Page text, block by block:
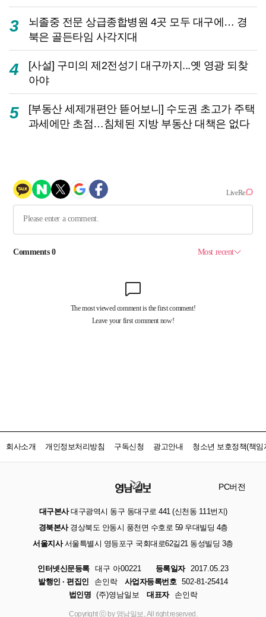
3
뇌졸중 전문 상급종합병원 4곳 모두 대구에… 경
북은 골든타임 사각지대
4
[사설] 구미의 제2전성기 대구까지...옛 영광 되찾
아야
5
[부동산 세제개편안 뜯어보니] 수도권 초고가 주택
과세에만 초점…침체된 지방 부동산 대책은 없다
회사소개 개인정보처리방침 구독신청 광고안내 청소년 보호정책(책임
PC버전
대구본사대구광역시 동구 동대구로 441 (신천동 111번지)
경북본사경상북도 안동시 풍천면 수호로 59 우대빌딩 4층
서울지사서울특별시 영등포구 국회대로62길21 동성빌딩 3층
인터넷신문등록 대구 아00221 등록일자
2017.05.23
발행인 · 편집인
손인락 사업자등록번호 502-81-25414
법인명 (주)영남일보 대표자 손인락
Copyright ⓒ by 영남일보, All right reserved.